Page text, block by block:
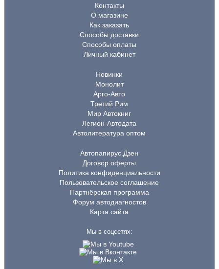
Контакты
О магазине
Как заказать
Способы доставки
Способы оплаты
Личный кабинет
Новинки
Монолит
Арго-Авто
Третий Рим
Мир Автокниг
Легион-Автодата
Автолитература оптом
Автопапирус.Дзен
Договор оферты
Политика конфиденциальности
Пользовательское соглашение
Партнёрская программа
Форум автодиагностов
Карта сайта
Мы в соцсетях: